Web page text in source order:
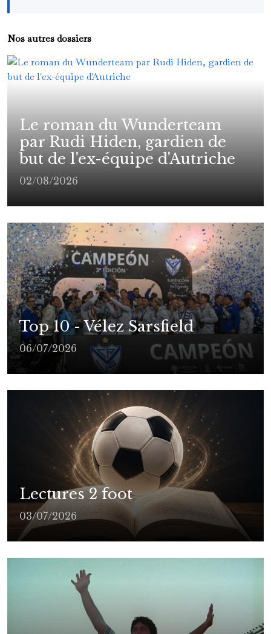
Nos autres dossiers
Le roman du Wunderteam
par Rudi Hiden, gardien de
but de l'ex-équipe d'Autriche
02/08/2026
Top 10 - Vélez Sarsfield
06/07/2026
Lectures 2 foot
03/07/2026